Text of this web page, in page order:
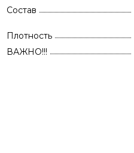
Состав
Плотность
ВАЖНО!!!